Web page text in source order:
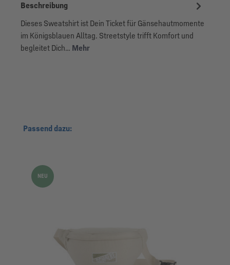
Beschreibung
Dieses Sweatshirt ist Dein Ticket für Gänsehautmomente
im Königsblauen Alltag. Streetstyle trifft Komfort und
begleitet Dich… Mehr
Produktgalerie überspringen
Passend dazu:
NEU